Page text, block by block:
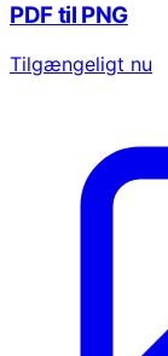
PDF til PNG
Tilgængeligt nu